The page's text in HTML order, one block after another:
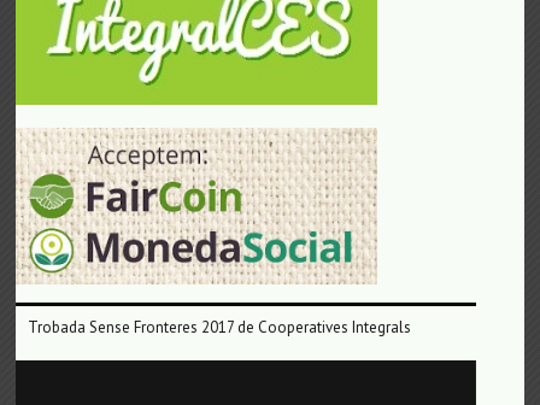
Trobada Sense Fronteres 2017 de Cooperatives Integrals